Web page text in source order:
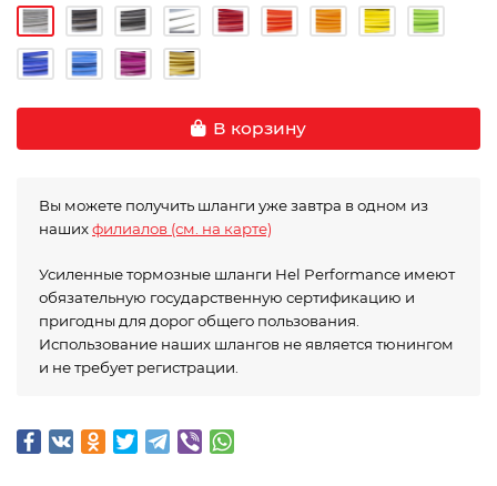
В корзину
Вы можете получить шланги уже завтра в одном из
нашихфилиалов (см. на карте)
Усиленные тормозные шланги Hel Performance имеют
обязательную государственную сертификацию и
пригодны для дорог общего пользования.
Использование наших шлангов не является тюнингом
и не требует регистрации.